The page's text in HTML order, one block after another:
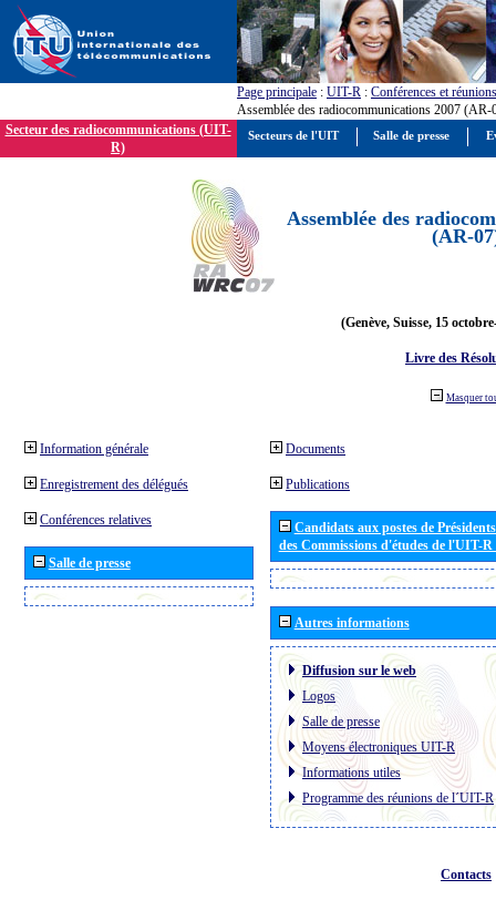
Page principale : UIT-R : Conférences et réunions
Assemblée des radiocommunications 2007 (AR-
Secteur des radiocommunications (UIT-
R)
Assemblée des
(AR-
(Genève, Suisse, 15
Livre des
Masquer
Information générale
Enregistrement des délégués
Conférences relatives
Salle de presse
Documents
Publications
Candidats aux postes de
des Commissions d'études de l'UIT-
Autres informations
Diffusion sur le web
Logos
Salle de presse
Moyens électroniques UIT-R
Informations utiles
Programme des réunions de l´UIT-R
Contacts
Secteurs de l'UIT Salle de presse